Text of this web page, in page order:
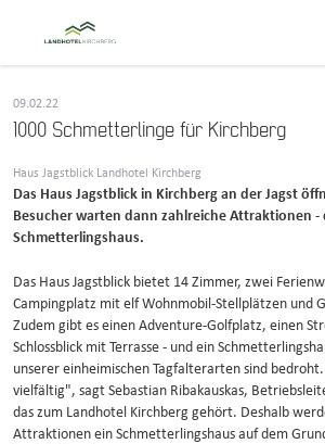
09.02.22
1000 Schmetterlinge für Kirchberg
Haus Jagstblick Landhotel Kirchberg
Das Haus Jagstblick in Kirchberg an der Jagst
Besucher warten dann zahlreiche Attraktionen
Schmetterlingshaus.
Das Haus Jagstblick bietet 14 Zimmer, zwei
Campingplatz mit elf Wohnmobil-Stellplätzen und
Zudem gibt es einen Adventure-Golfplatz, einen
Schlossblick mit Terrasse - und ein
unserer einheimischen Tagfalterarten sind
vielfältig", sagt Sebastian Ribakauskas,
das zum Landhotel Kirchberg gehört. Deshalb
Attraktionen ein Schmetterlingshaus auf dem